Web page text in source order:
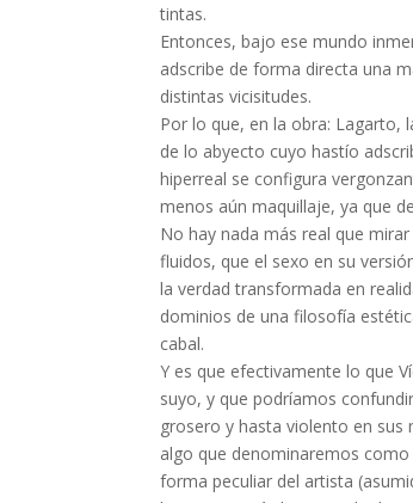
tintas.
Entonces, bajo ese mundo
adscribe de forma directa una
distintas vicisitudes.
Por lo que, en la obra: Lagarto,
de lo abyecto cuyo hastío
hiperreal se configura
menos aún maquillaje, ya que
No hay nada más real que
fluidos, que el sexo en su
la verdad transformada en
dominios de una filosofía
cabal.
Y es que efectivamente lo que
suyo, y que podríamos
grosero y hasta violento en
algo que denominaremos
forma peculiar del artista